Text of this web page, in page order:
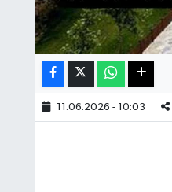
11.06.2026 - 10:03